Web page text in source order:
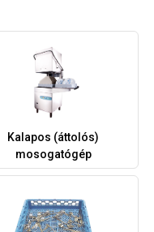
Kalapos (áttolós)
mosogatógép